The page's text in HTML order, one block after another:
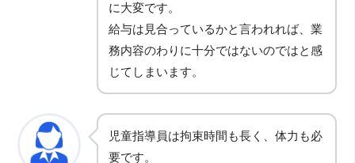
に大変です。
給与は見合っているかと言われれば、業
務内容のわりに十分ではないのではと感
じてしまいます。
児童指導員は拘束時間も長く、体力も必
要です。